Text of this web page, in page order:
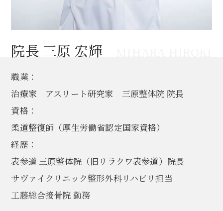
院長 三原 宏輝
職業：
治療家 アスリート研究家 三原整体院 院長
資格：
柔道整復師（厚生労働省認定国家資格）
経歴：
表参道 三原整体院（旧リラクワ表参道）院長
サヴァイクリニック整形外科リハビリ担当
工藤総合接骨院 勤務